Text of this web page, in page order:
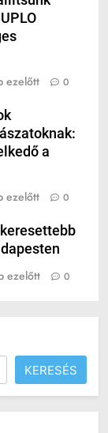
ezelőtt 0
a
ezelőtt 0
ezelőtt 0
KERESÉS